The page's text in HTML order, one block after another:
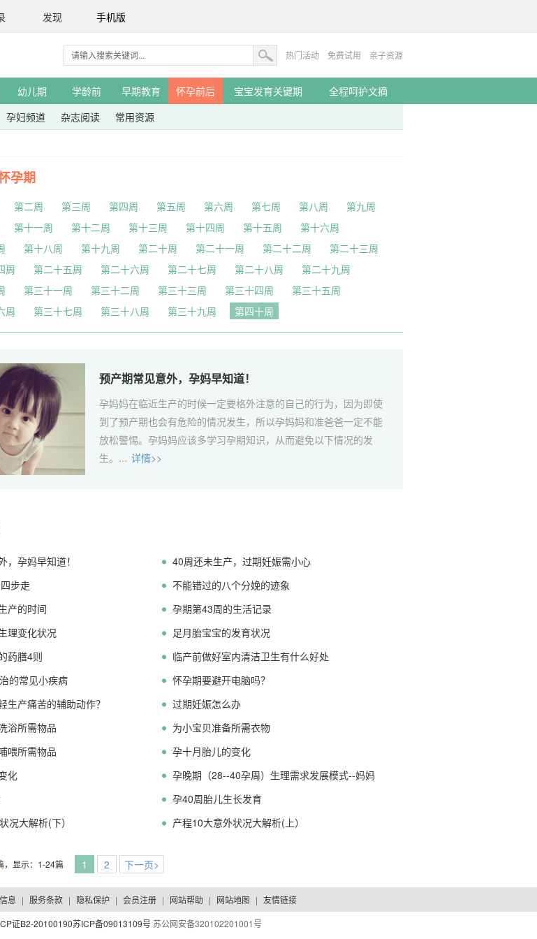
发现 手机版
热门活动 免费试用 亲子资源
幼儿期 学龄前 早期教育 怀孕前后 宝宝发育关键期
全程呵护文摘
孕妇频道 杂志阅读 常用资源
孕期
第二周 第三周 第四周 第五周 第六周 第七周 第八周
第九周
第十一周 第十二周 第十三周 第十四周 第十五周
第十六周
第十八周 第十九周 第二十周 第二十一周 第二十二周
第二十三周
周
第二十五周 第二十六周 第二十七周 第二十八周
第二十九周
第三十一周 第三十二周 第三十三周 第三十四周
第三十五周
周
第三十七周 第三十八周 第三十九周 第四十周
预产期常见意外，孕妈早知道！
孕妈妈在临近生产的时候一定要格外注意的自己的行为，因为即使
到了预产期也会有危险的情况发生，所以孕妈妈和准爸爸一定不能
放松警惕。孕妈妈应该多学习孕期知识，从而避免以下情况的发
生。... 详情>>
，孕妈早知道！
40周还未生产，过期妊娠需小心
步走
不能错过的八个分娩的迹象
产的时间
孕期第43周的生活记录
理变化状况
足月胎宝宝的发育状况
药膳4则
临产前做好室内清洁卫生有什么好处
的常见小疾病
怀孕期要避开电脑吗？
生产痛苦的辅助动作？
过期妊娠怎么办
浴所需物品
为小宝贝准备所需衣物
喂所需物品
孕十月胎儿的变化
化
孕晚期（28--40孕周）生理需求发展模式--妈妈
孕40周胎儿生长发育
况大解析(下）
产程10大意外状况大解析(上）
，显示：1-24篇 1 2 下一页>
息 | 服务条款 | 隐私保护 | 会员注册 | 网站帮助 | 网站地图 | 友情链接
证B2-20100190苏ICP备09013109号苏公网安备320102201001号